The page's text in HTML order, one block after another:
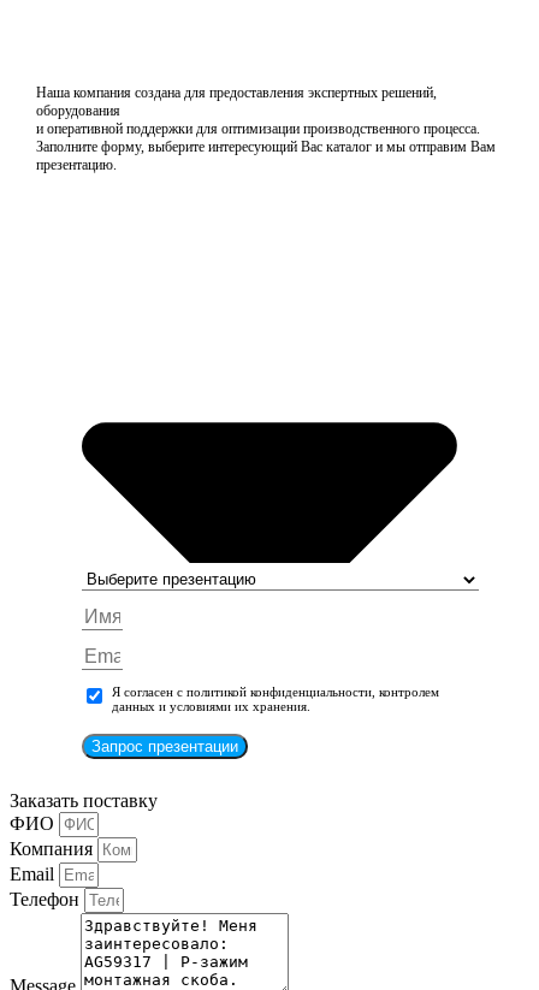
Наша компания создана для предоставления экспертных решений,
оборудования
и оперативной поддержки для оптимизации производственного процесса.
Заполните форму, выберите интересующий Вас каталог и мы отправим Вам
презентацию.
Я согласен с политикой конфиденциальности, контролем
данных и условиями их хранения.
Запрос презентации
Заказать поставку
ФИО
Компания
Email
Телефон
Message